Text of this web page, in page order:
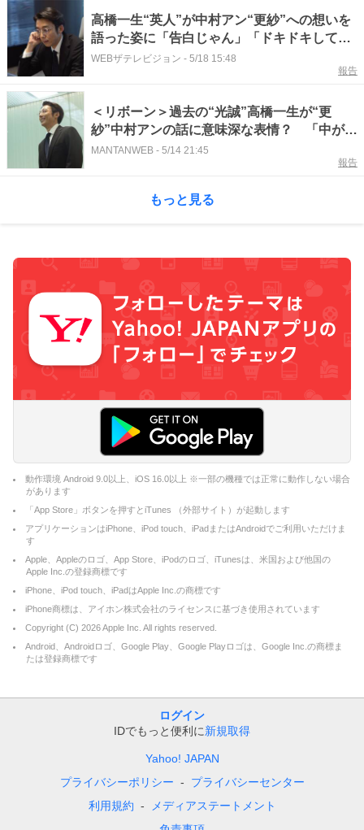
高橋一生“英人”が中村アン“更紗”への想いを
語った姿に「告白じゃん」「ドキドキして
る」の声＜リボーン 〜最後のヒーロー〜＞
WEBザテレビジョン - 5/18 15:48
報告
＜リボーン＞過去の“光誠”高橋一生が“更
紗”中村アンの話に意味深な表情？ 「中が元
の英人になってる可能性高い」「やっぱり中
MANTANWEB - 5/14 21:45
報告
もっと見る
動作環境 Android 9.0以上、iOS 16.0以上 ※一部の機種では正常に動作しない場合
があります
「App Store」ボタンを押すとiTunes （外部サイト）が起動します
アプリケーションはiPhone、iPod touch、iPadまたはAndroidでご利用いただけま
す
Apple、Appleのロゴ、App Store、iPodのロゴ、iTunesは、米国および他国の
Apple Inc.の登録商標です
iPhone、iPod touch、iPadはApple Inc.の商標です
iPhone商標は、アイホン株式会社のライセンスに基づき使用されています
Copyright (C) 2026Apple Inc. All rights reserved.
Android、Androidロゴ、Google Play、Google Playロゴは、Google Inc.の商標ま
たは登録商標です
ログイン
IDでもっと便利に新規取得
Yahoo! JAPAN
プライバシーポリシー
プライバシーセンター
利用規約
メディアステートメント